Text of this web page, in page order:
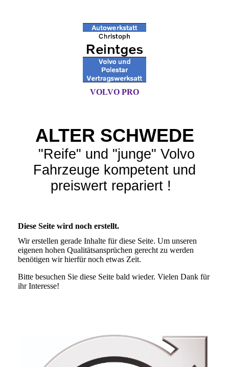
VOLVO PRO
ALTER SCHWEDE
"Reife" und "junge" Volvo
Fahrzeuge kompetent und
preiswert repariert !
Diese Seite wird noch erstellt.
Wir erstellen gerade Inhalte für diese Seite. Um unseren
eigenen hohen Qualitätsansprüchen gerecht zu werden
benötigen wir hierfür noch etwas Zeit.
Bitte besuchen Sie diese Seite bald wieder. Vielen Dank für
ihr Interesse!